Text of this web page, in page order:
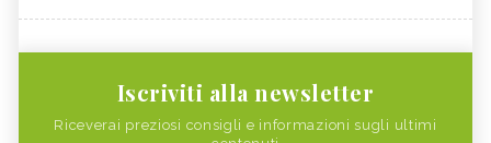
Iscriviti alla newsletter
Riceverai preziosi consigli e informazioni sugli ultimi